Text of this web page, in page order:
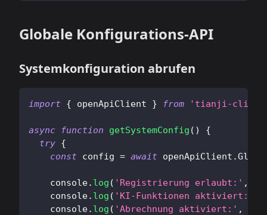
Globale Konfigurations-API
Systemkonfiguration abrufen
import { openApiClient } from 'tianji-
async function getSystemConfig ( )
{
try {
const config = await openApiClient .
console. log ( 'Registrierung erlaubt:' ,
console. log ( 'KI-Funktionen aktiviert:'
console. log ( 'Abrechnung aktiviert:' ,